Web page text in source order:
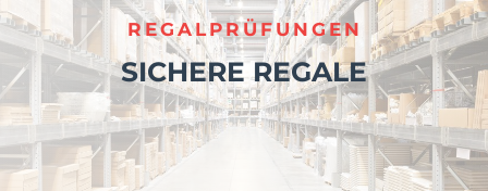
REGALPRÜFUNGEN
SICHERE REGALE